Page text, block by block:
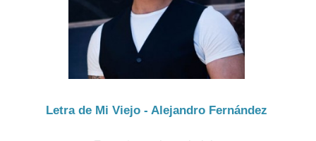
Letra de Mi Viejo - Alejandro Fernández